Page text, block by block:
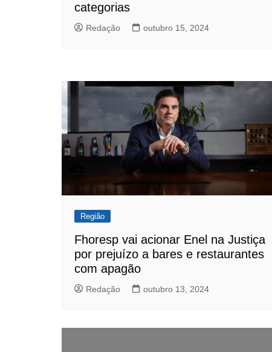
categorias
Redação outubro 15, 2024
Região
Fhoresp vai acionar Enel na Justiça
por prejuízo a bares e restaurantes
com apagão
Redação outubro 13, 2024